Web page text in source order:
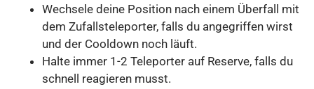
Wechsele deine Position nach einem Überfall mit
dem Zufallsteleporter, falls du angegriffen wirst
und der Cooldown noch läuft.
Halte immer 1-2 Teleporter auf Reserve, falls du
schnell reagieren musst.